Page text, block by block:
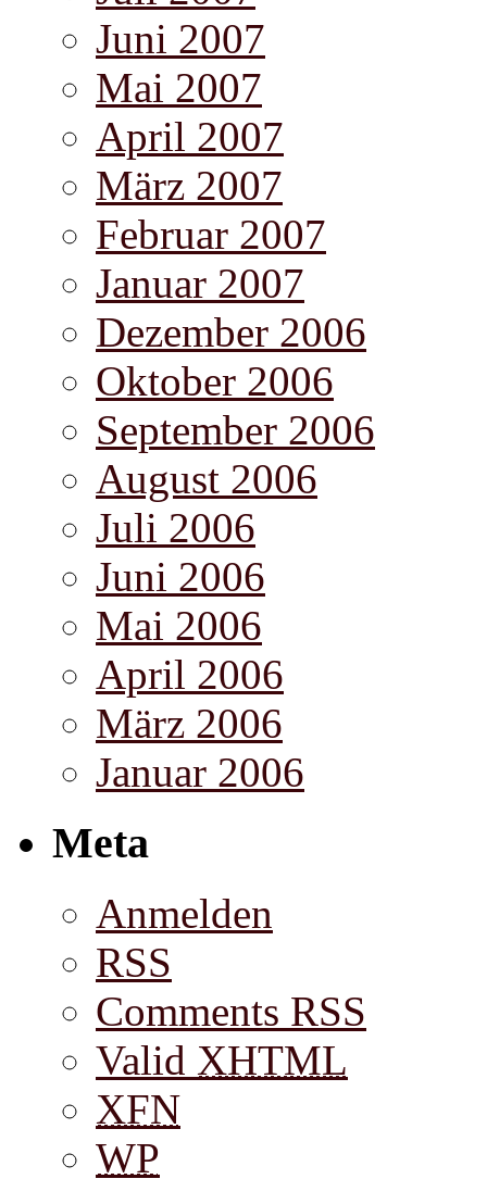
Juni 2007
Mai 2007
April 2007
März 2007
Februar 2007
Januar 2007
Dezember 2006
Oktober 2006
September 2006
August 2006
Juli 2006
Juni 2006
Mai 2006
April 2006
März 2006
Januar 2006
Meta
Anmelden
RSS
Comments RSS
Valid XHTML
XFN
WP